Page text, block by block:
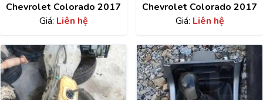
Chevrolet Colorado 2017
Giá: Liên hệ
Chevrolet Colorado 2017
Giá: Liên hệ